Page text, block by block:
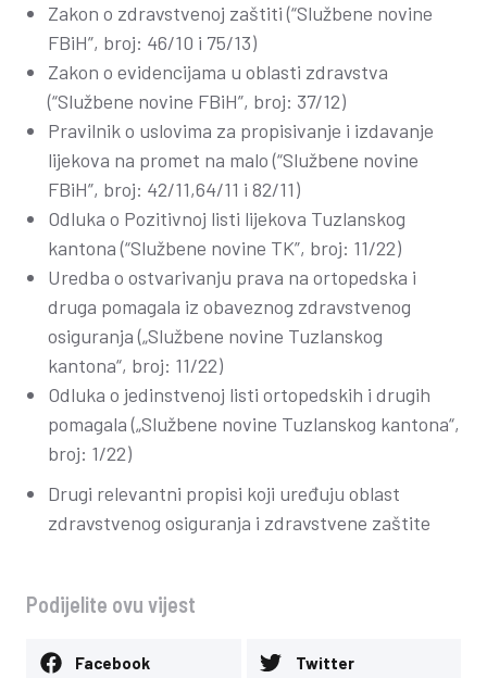
Zakon o zdravstvenoj zaštiti (“Službene novine
FBiH”, broj: 46/10 i 75/13)
Zakon o evidencijama u oblasti zdravstva
(“Službene novine FBiH”, broj: 37/12)
Pravilnik o uslovima za propisivanje i izdavanje
lijekova na promet na malo (“Službene novine
FBiH”, broj: 42/11,64/11 i 82/11)
Odluka o Pozitivnoj listi lijekova Tuzlanskog
kantona (“Službene novine TK”, broj: 11/22)
Uredba o ostvarivanju prava na ortopedska i
druga pomagala iz obaveznog zdravstvenog
osiguranja („Službene novine Tuzlanskog
kantona“, broj: 11/22)
Odluka o jedinstvenoj listi ortopedskih i drugih
pomagala („Službene novine Tuzlanskog kantona“,
broj: 1/22)
Drugi relevantni propisi koji uređuju oblast
zdravstvenog osiguranja i zdravstvene zaštite
Podijelite ovu vijest
Facebook Twitter